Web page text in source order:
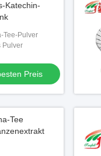
Katechin-
Tee-Pulver
Pulver
Preis
Tee